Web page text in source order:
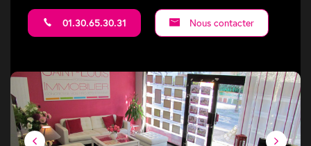
01.30.65.30.31 Nous contacter